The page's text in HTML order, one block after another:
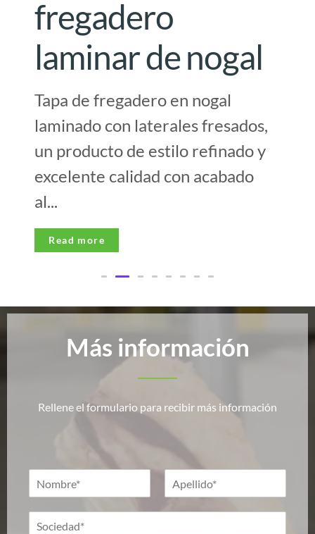
fregadero
laminar de nogal
Tapa de fregadero en nogal
laminado con laterales fresados,
un producto de estilo refinado y
excelente calidad con acabado
al...
Read more
Más información
Rellene el formulario para recibir más información